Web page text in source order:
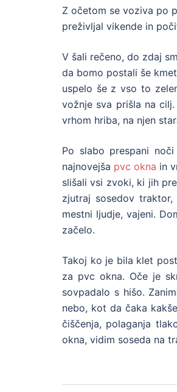
Z očetom se voziva po
preživljal vikende in
V šali rečeno, do zdaj
da bomo postali še
uspelo še z vso to
vožnje sva prišla na
vrhom hriba, na njen
Po slabo prespani
najnovejša pvc okna in
slišali vsi zvoki, ki jih
zjutraj sosedov
mestni ljudje, vajeni.
začelo.
Takoj ko je bila klet
za pvc okna. Oče je
sovpadalo s hišo.
nebo, kot da čaka
čiščenja, polaganja
okna, vidim soseda na